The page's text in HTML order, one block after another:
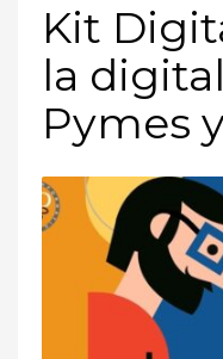
Kit
la
Pymes